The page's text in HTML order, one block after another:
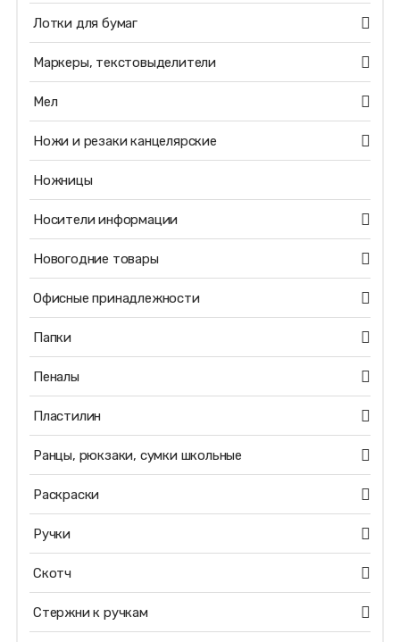
Лотки для бумаг
Маркеры, текстовыделители
Мел
Ножи и резаки канцелярские
Ножницы
Носители информации
Новогодние товары
Офисные принадлежности
Папки
Пеналы
Пластилин
Ранцы, рюкзаки, сумки школьные
Раскраски
Ручки
Скотч
Стержни к ручкам